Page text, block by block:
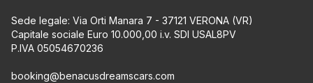
Sede legale: Via Orti Manara 7 - 37121 VERONA (VR)
Capitale sociale Euro 10.000,00 i.v. SDI USAL8PV
P.IVA 05054670236
booking@benacusdreamscars.com